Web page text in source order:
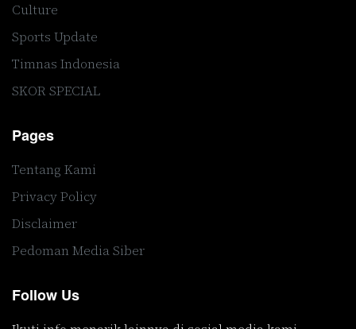
Culture
Sports Update
Timnas Indonesia
SKOR SPECIAL
Pages
Tentang Kami
Privacy Policy
Disclaimer
Pedoman Media Siber
Follow Us